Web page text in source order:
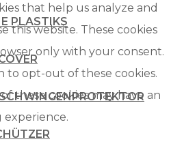
PLASTIKS
that help us analyze and
this website. These cookies
only with your consent.
to opt-out of these cookies.
these cookies may have an